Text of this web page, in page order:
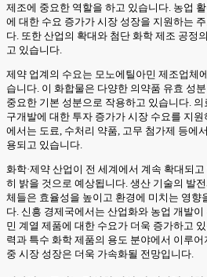
제조에 중요한 역할을 하고 있습니다. 농업
에 대한 수요 증가가 시장 성장을 지원하는
다. 또한 산업의 확대와 첨단 화학 제조 공정
고 있습니다.
제약 업계의 수요는 모노에틸아민 제조업체
습니다. 이 화합물은 다양한 의약품 유효 성
중요한 기본 성분으로 작용하고 있습니다.
구개발에 대한 투자 증가가 시장 수요를 지
에서는 도료, 수처리 약품, 고무 첨가제 등에
용되고 있습니다.
화학·제약 산업이 전 세계에서 계속 확대되
히 밝을 것으로 예상됩니다. 생산 기술의 발
체들은 효율성을 높이고 환경에 미치는 영향
다. 신흥 경제국에서는 산업화와 농업 개발
민 계열 제품에 대한 수요가 더욱 증가하고
력과 특수 화학 제품의 용도 분야에서 이루
중 시장 성장은 더욱 가속화될 전망입니다.